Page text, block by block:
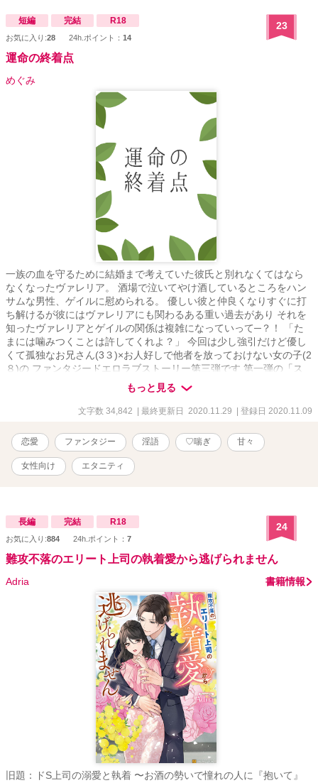
短編 完結 R18
お気に入り:28 24h.ポイント： 14
23
運命の終着点
めぐみ
一族の血を守るために結婚まで考えていた彼氏と別れなくてはなら
なくなったヴァレリア。 酒場で泣いてやけ酒しているところをハン
サムな男性、ゲイルに慰められる。 優しい彼と仲良くなりすぐに打
ち解けるが彼にはヴァレリアにも関わるある重い過去があり それを
知ったヴァレリアとゲイルの関係は複雑になっていって─？！ 「た
まには噛みつくことは許してくれよ？」 今回は少し強引だけど優し
くて孤独なお兄さん(3３)×お人好しで他者を放っておけない女の子(2
８)の ファンタジードエロラブストーリー第三弾です 第一弾の「ス
ターチスの思い出」と第二弾「きいちごの恋」と世界観がつながっ
ておりますが こちらだけでもわかるかと思います ※R-18作品です
18歳未満の方の閲覧はご遠慮ください 淫語・♡喘ぎ等ございます、
もっと見る
文字数 34,842 | 最終更新日 2020.11.29 | 登録日 2020.11.09
恋愛 ファンタジー 淫語 ♡喘ぎ 甘々
女性向け エタニティ
長編 完結 R18
お気に入り:884 24h.ポイント： 7
24
難攻不落のエリート上司の執着愛から逃げられません
Adria 書籍情報
旧題：ドS上司の溺愛と執着 〜お酒の勢いで憧れの人に『抱いて』